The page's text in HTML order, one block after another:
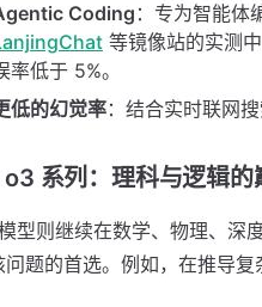
Coding ：专为智能体
等镜像站的实测
率低于 5%。
低的幻觉率：结合实时联网
o3 系列：理科与逻辑的
型则继续在数学、物理、深
问题的首选。例如，在推导